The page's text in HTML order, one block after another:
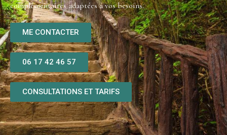
complémentaires adaptées à vos besoins.
ME CONTACTER
06 17 42 46 57
CONSULTATIONS ET TARIFS